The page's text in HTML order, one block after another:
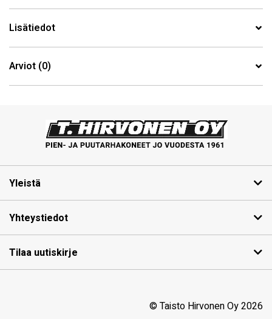
Lisätiedot
Arviot (0)
Yleistä
Yhteystiedot
Tilaa uutiskirje
© Taisto Hirvonen Oy 2026